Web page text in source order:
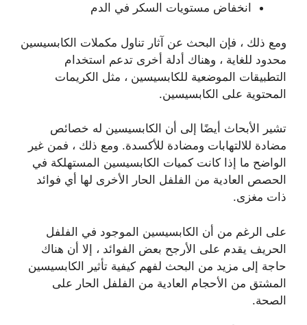
انخفاض مستويات السكر في الدم
ومع ذلك ، فإن البحث عن آثار تناول مكملات الكابسيسين
محدود للغاية ، وهناك أدلة أخرى تدعم استخدام
التطبيقات الموضعية للكابسيسين ، مثل الكريمات
المحتوية على الكابسيسين.
تشير الأبحاث أيضًا إلى أن الكابسيسين له خصائص
مضادة للالتهابات ومضادة للأكسدة. ومع ذلك ، فمن غير
الواضح ما إذا كانت كميات الكابسيسين المستهلكة في
الحصص العادية من الفلفل الحار الأخرى لها أي فوائد
ذات مغزى.
على الرغم من أن الكابسيسين الموجود في الفلفل
الحريف يقدم على الأرجح بعض الفوائد ، إلا أن هناك
حاجة إلى مزيد من البحث لفهم كيفية تأثير الكابسيسين
المشتق من الأحجام العادية من الفلفل الحار على
الصحة.